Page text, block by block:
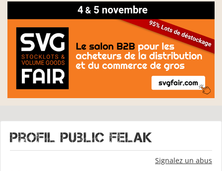
Profil public felak
Signalez un abus